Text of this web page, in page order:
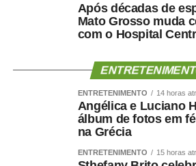
Após décadas de
Mato Grosso muda
com o Hospital
ENTRETENIMENTO 14 horas
Angélica e Luciano
álbum de fotos em
na Grécia
ENTRETENIMENTO 15 horas